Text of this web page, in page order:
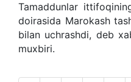
Tamaddunlar
doirasida Marokash
bilan uchrashdi, deb
muxbiri.